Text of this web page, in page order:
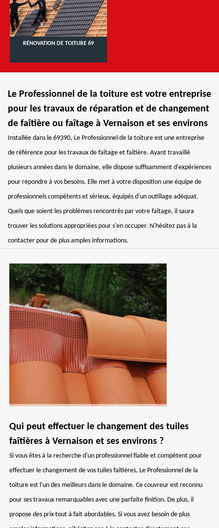
RÉNOVATION DE TOITURE 69
Le Professionnel de la toiture est votre entreprise
pour les travaux de réparation et de changement
de faîtière ou faîtage à Vernaison et ses environs
Installée dans le 69390, Le Professionnel de la toiture est une entreprise
de référence pour les travaux de faîtage et faîtière. Ayant travaillé
plusieurs années dans le domaine, elle dispose suffisamment d'expériences
pour répondre à vos besoins. Elle met à votre disposition une équipe de
professionnels compétents et sérieux, équipés d'un outillage adéquat.
Quels que soient les problèmes rencontrés par votre faîtage, il saura
trouver les solutions appropriées pour s'en occuper. N'hésitez pas à la
contacter pour de plus amples informations.
Qui peut effectuer le changement des tuiles
faîtières à Vernaison et ses environs ?
Si vous êtes à la recherche d'un professionnel fiable et compétent pour
effectuer le changement de vos tuiles faîtières, Le Professionnel de la
toiture est l'un des meilleurs dans le domaine. Ce couvreur est reconnu
pour ses travaux remarquables avec une parfaite finition. De plus, il
propose des prix tout à fait abordables. Si vous avez besoin de plus